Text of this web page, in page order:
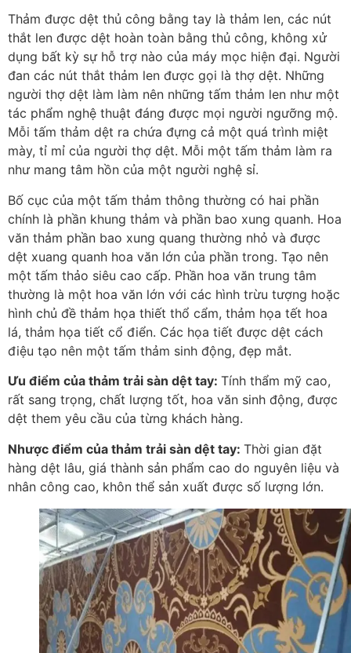
Thảm được dệt thủ công bằng tay là thảm len, các nút
thắt len được dệt hoàn toàn bằng thủ công, không xử
dụng bất kỳ sự hỗ trợ nào của máy mọc hiện đại. Người
đan các nút thắt thảm len được gọi là thợ dệt. Những
người thợ dệt làm làm nên những tấm thảm len như một
tác phẩm nghệ thuật đáng được mọi người ngưỡng mộ.
Mỗi tấm thảm dệt ra chứa đựng cả một quá trình miệt
mày, tỉ mỉ của người thợ dệt. Mỗi một tấm thảm làm ra
như mang tâm hồn của một người nghệ sỉ.
Bố cục của một tấm thảm thông thường có hai phần
chính là phần khung thảm và phần bao xung quanh. Hoa
văn thảm phần bao xung quang thường nhỏ và được
dệt xuang quanh hoa văn lớn của phần trong. Tạo nên
một tấm thảo siêu cao cấp. Phần hoa văn trung tâm
thường là một hoa văn lớn với các hình trừu tượng hoặc
hình chủ đề thảm họa thiết thổ cẩm, thảm họa tết hoa
lá, thảm họa tiết cổ điển. Các họa tiết được dệt cách
điệu tạo nên một tấm thảm sinh động, đẹp mắt.
Ưu điểm của thảm trải sàn dệt tay: Tính thẩm mỹ cao,
rất sang trọng, chất lượng tốt, hoa văn sinh động, được
dệt them yêu cầu của từng khách hàng.
Nhược điểm của thảm trải sàn dệt tay: Thời gian đặt
hàng dệt lâu, giá thành sản phẩm cao do nguyên liệu và
nhân công cao, khôn thể sản xuất được số lượng lớn.